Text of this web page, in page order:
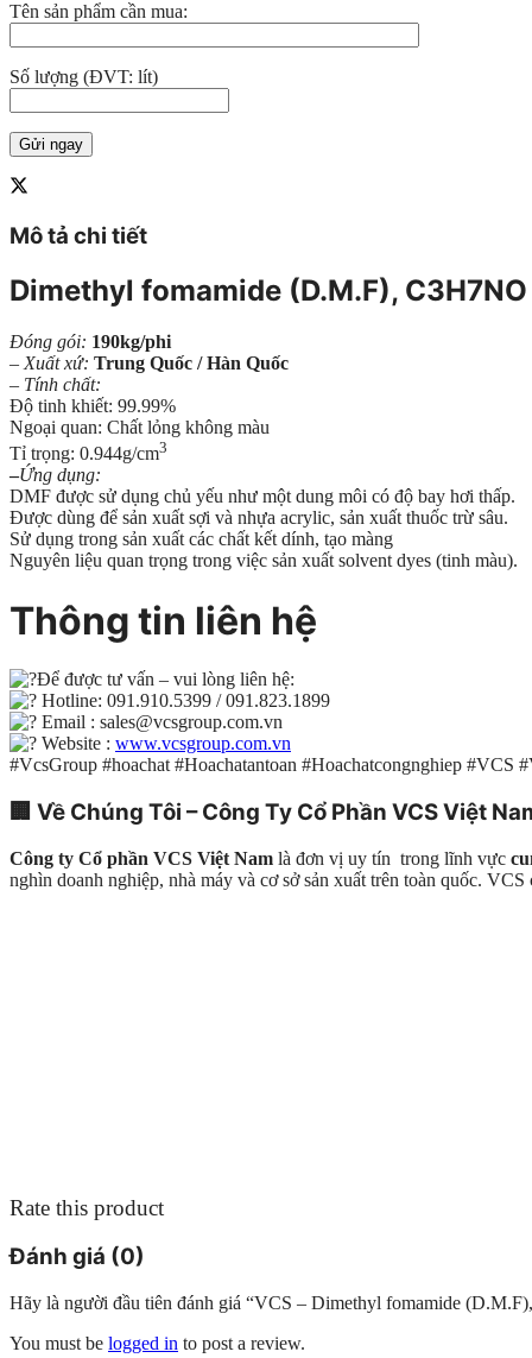
Tên sản phẩm cần mua:
Số lượng (ĐVT: lít)
Mô tả chi tiết
Dimethyl fomamide (D.M.F), C3H7NO
Đóng gói: 190kg/phi
– Xuất xứ: Trung Quốc / Hàn Quốc
– Tính chất:
Độ tinh khiết: 99.99%
Ngoại quan: Chất lỏng không màu
Tỉ trọng: 0.944g/cm3
–Ứng dụng:
DMF được sử dụng chủ yếu như một dung môi có độ bay hơi thấp.
Được dùng để sản xuất sợi và nhựa acrylic, sản xuất thuốc trừ sâu.
Sử dụng trong sản xuất các chất kết dính, tạo màng
Nguyên liệu quan trọng trong việc sản xuất solvent dyes (tinh màu).
Thông tin liên hệ
Để được tư vấn – vui lòng liên hệ:
Hotline: 091.910.5399 / 091.823.1899
Email : sales@vcsgroup.com.vn
Website : www.vcsgroup.com.vn
#VcsGroup #hoachat #Hoachatantoan #Hoachatcongnghiep #VCS
🏢 Về Chúng Tôi – Công Ty Cổ Phần VCS Việt
Công ty Cổ phần VCS Việt Nam là đơn vị uy tín trong lĩnh vực
nghìn doanh nghiệp, nhà máy và cơ sở sản xuất trên toàn quốc.
Rate this product
Đánh giá (0)
Hãy là người đầu tiên đánh giá “VCS – Dimethyl fomamide
You must be logged in to post a review.